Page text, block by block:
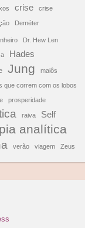
crise crise
Deméter
Dr. Hew Len
Hades
Jung maiôs
que correm com os lobos
prosperidade
raiva
Self
analítica
verão viagem Zeus